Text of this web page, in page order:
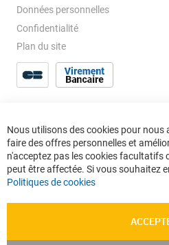
Données personnelles
Confidentialité
Plan du site
Nous utilisons des cookies pour nous
faire des offres personnelles et
n'acceptez pas les cookies facultatifs
peut être affectée. Si vous souhaitez
Politiques de cookies